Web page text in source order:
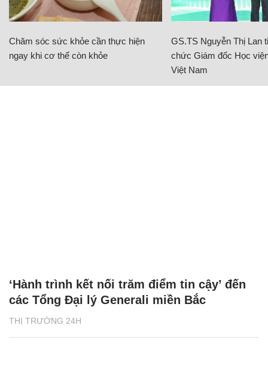
Chăm sóc sức khỏe cần thực hiện
ngay khi cơ thể còn khỏe
GS.TS Nguyễn Thị Lan
chức Giám đốc Học
Việt Nam
THỊ TRƯỜNG 24H
‘Hành trình kết nối trăm điểm tin cậy’ đến
các Tổng Đại lý Generali miền Bắc